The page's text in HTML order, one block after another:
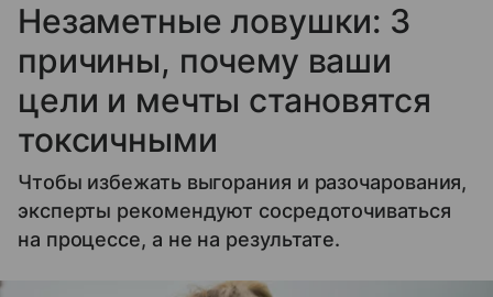
Незаметные ловушки: 3
причины, почему ваши
цели и мечты становятся
токсичными
Чтобы избежать выгорания и разочарования,
эксперты рекомендуют сосредоточиваться
на процессе, а не на результате.